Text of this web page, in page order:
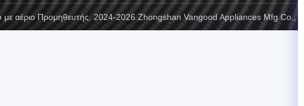
αέριο Προμηθευτής. 2024-2026 Zhongshan Vangood Appliances Mfg Co.,